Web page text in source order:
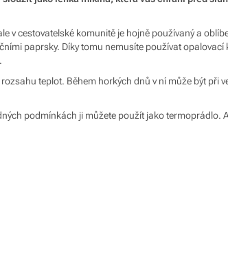
v cestovatelské komunitě je hojně používaný a
paprsky. Díky tomu nemusíte používat opalovací
teplot. Během horkých dnů v ní může být při
podmínkách ji můžete použít jako termoprádlo.